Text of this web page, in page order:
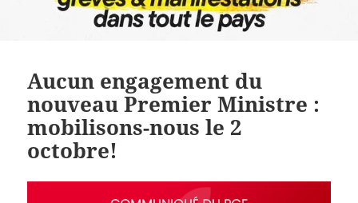
Aucun engagement du
nouveau Premier Ministre :
mobilisons-nous le 2
octobre!